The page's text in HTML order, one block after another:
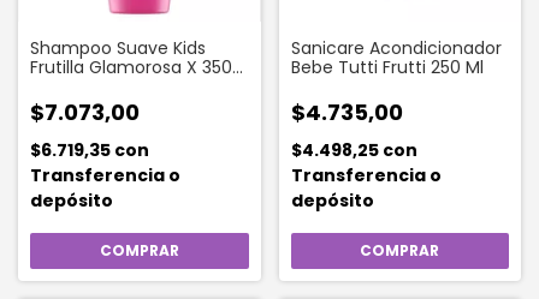
Shampoo Suave Kids
Frutilla Glamorosa X 350
$7.073,00
$6.719,35 con
Transferencia o
depósito
Sanicare Acondicionador
Bebe Tutti Frutti 250 Ml
$4.735,00
$4.498,25 con
Transferencia o
depósito